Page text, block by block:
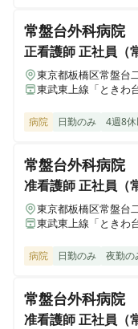
正看護師 正社員（常勤
【清瀬市】幅広い病
師募集！子育て世
常盤台外科病院
正看護師正社員（
東京都板橋区常盤台
東武東上線「ときわ
病院 日勤のみ 4週8
常盤台外科病院
准看護師正社員（
東京都板橋区常盤台
東武東上線「ときわ
病院 日勤のみ 夜勤の
常盤台外科病院
准看護師正社員（